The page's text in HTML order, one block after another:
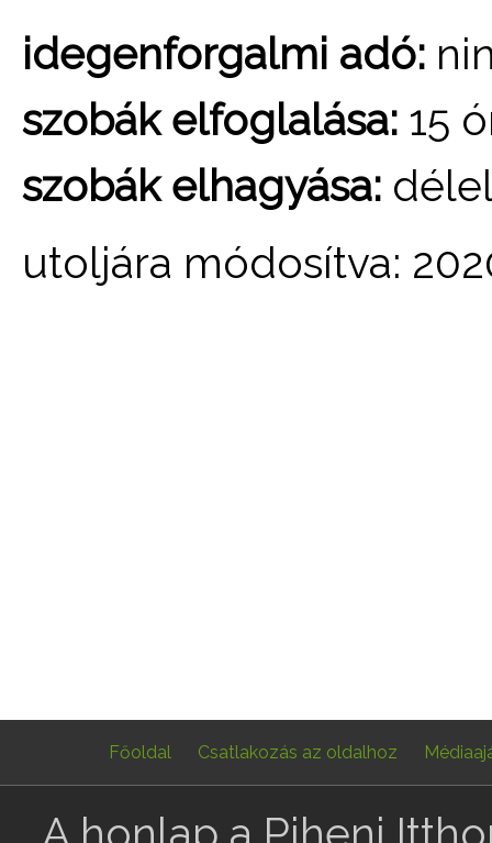
idegenforgalmi adó:
szobák elfoglalása: 15
szobák elhagyása:
utoljára módosítva:
Főoldal Csatlakozás az oldalhoz